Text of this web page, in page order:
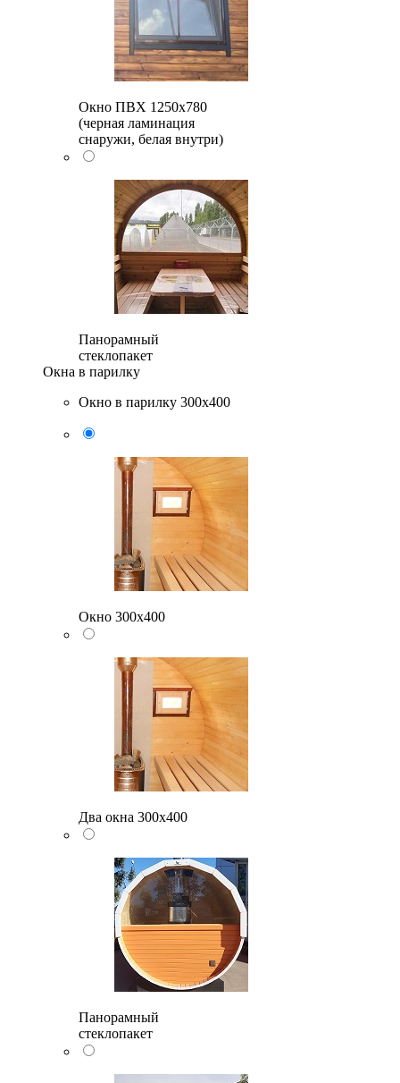
Окно ПВХ 1250х780
(черная ламинация
снаружи, белая внутри)
Панорамный
стеклопакет
Окна в парилку
Окно в парилку 300х400
Окно 300х400
Два окна 300х400
Панорамный
стеклопакет